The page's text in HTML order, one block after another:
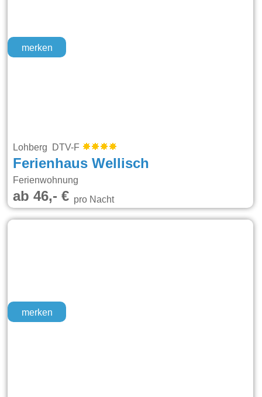
merken
Lohberg DTV-F
Ferienhaus Wellisch
Ferienwohnung
ab 46,- €pro Nacht
merken